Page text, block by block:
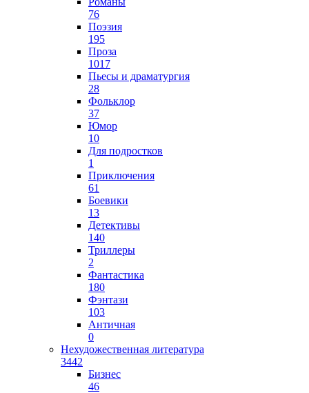
76
Поэзия
195
Проза
1017
Пьесы и драматургия
28
Фольклор
37
Юмор
10
Для подростков
1
Приключения
61
Боевики
13
Детективы
140
Триллеры
2
Фантастика
180
Фэнтази
103
Античная
0
Нехудожественная литература
3442
Бизнес
46